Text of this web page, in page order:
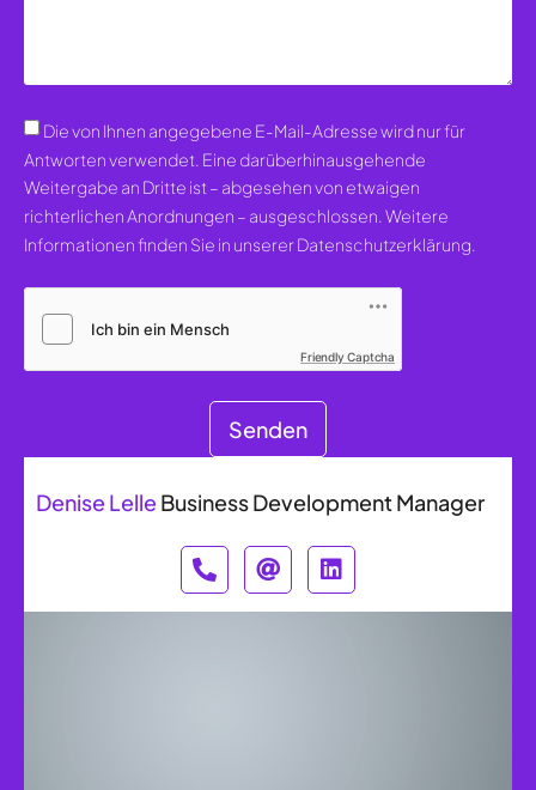
Die von Ihnen angegebene E-Mail-Adresse wird nur für
Antworten verwendet. Eine darüberhinausgehende
Weitergabe an Dritte ist – abgesehen von etwaigen
richterlichen Anordnungen – ausgeschlossen. Weitere
Informationen finden Sie in unserer Datenschutzerklärung.
Friendly Captcha
Senden
Denise LelleBusiness Development Manager